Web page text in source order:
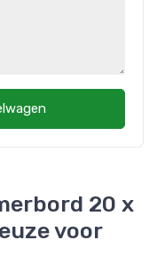
20 x
voor